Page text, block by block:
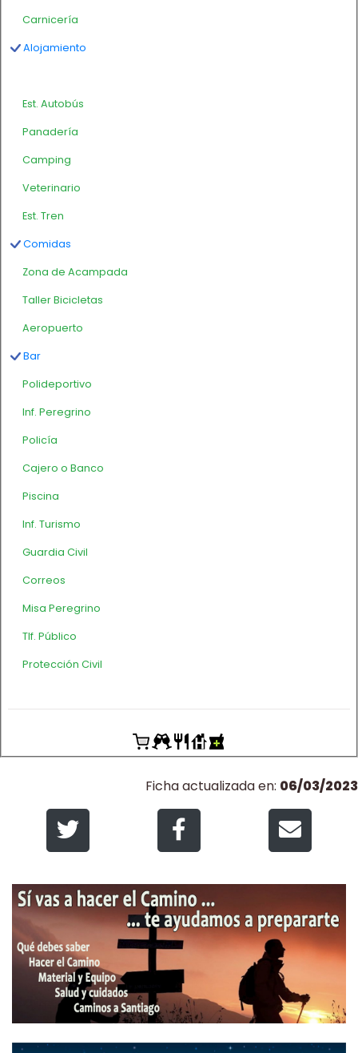
Carnicería
Alojamiento
Est. Autobús
Panadería
Camping
Veterinario
Est. Tren
Comidas
Zona de Acampada
Taller Bicicletas
Aeropuerto
Bar
Polideportivo
Inf. Peregrino
Policía
Cajero o Banco
Piscina
Inf. Turismo
Guardia Civil
Correos
Misa Peregrino
Tlf. Público
Protección Civil
Ficha actualizada en: 06/03/2023